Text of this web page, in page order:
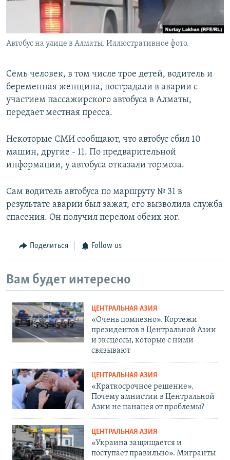
Автобус на улице в Алматы. Иллюстративное фото.
Семь человек, в том числе трое детей, водитель и
беременная женщина, пострадали в аварии с
участием пассажирского автобуса в Алматы,
передает местная пресса.
Некоторые СМИ сообщают, что автобус сбил 10
машин, другие - 11. По предварительной
информации, у автобуса отказали тормоза.
Сам водитель автобуса по маршруту № 31 в
результате аварии был зажат, его вызволила служба
спасения. Он получил перелом обеих ног.
Поделиться Follow us
Вам будет интересно
ЦЕНТРАЛЬНАЯ АЗИЯ
«Очень помпезно». Кортежи
президентов в Центральной Азии
и эксцессы, которые с ними
связывают
ЦЕНТРАЛЬНАЯ АЗИЯ
«Краткосрочное решение».
Почему амнистии в Центральной
Азии не панацея от проблемы?
ЦЕНТРАЛЬНАЯ АЗИЯ
«Украина защищается и
поступает правильно». Мигранты